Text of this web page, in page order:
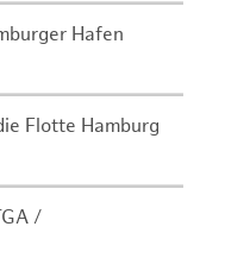
Hafen
Flotte Hamburg
/